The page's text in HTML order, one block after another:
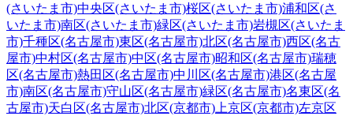
(さいたま市)中央区(さいたま市)桜区(さいたま市)浦和区(さ
いたま市)南区(さいたま市)緑区(さいたま市)岩槻区(さいたま
市)千種区(名古屋市)東区(名古屋市)北区(名古屋市)西区(名古
屋市)中村区(名古屋市)中区(名古屋市)昭和区(名古屋市)瑞穂
区(名古屋市)熱田区(名古屋市)中川区(名古屋市)港区(名古屋
市)南区(名古屋市)守山区(名古屋市)緑区(名古屋市)名東区(名
古屋市)天白区(名古屋市)北区(京都市) 上京区(京都市)左京区